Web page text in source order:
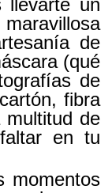
llevarte un
de
(qué
de
fibra
de
faltar en tu
momentos